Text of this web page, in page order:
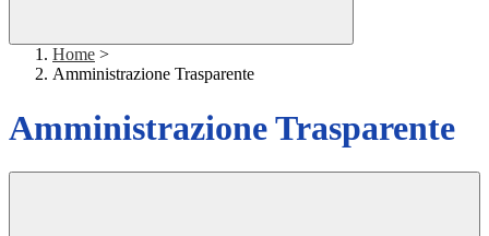
Home >
Amministrazione Trasparente
Amministrazione Trasparente